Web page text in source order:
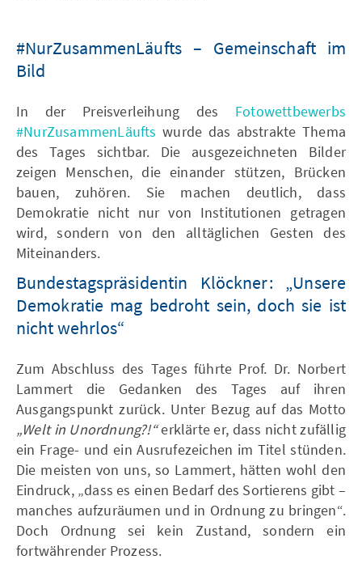
#NurZusammenLäufts – Gemeinschaft im
Bild
In der Preisverleihung des Fotowettbewerbs
#NurZusammenLäufts wurde das abstrakte Thema
des Tages sichtbar. Die ausgezeichneten Bilder
zeigen Menschen, die einander stützen, Brücken
bauen, zuhören. Sie machen deutlich, dass
Demokratie nicht nur von Institutionen getragen
wird, sondern von den alltäglichen Gesten des
Miteinanders.
Bundestagspräsidentin Klöckner: „Unsere
Demokratie mag bedroht sein, doch sie ist
nicht wehrlos“
Zum Abschluss des Tages führte Prof. Dr. Norbert
Lammert die Gedanken des Tages auf ihren
Ausgangspunkt zurück. Unter Bezug auf das Motto
„Welt in Unordnung?!“erklärte er, dass nicht zufällig
ein Frage- und ein Ausrufezeichen im Titel stünden.
Die meisten von uns, so Lammert, hätten wohl den
Eindruck, „dass es einen Bedarf des Sortierens gibt –
manches aufzuräumen und in Ordnung zu bringen“.
Doch Ordnung sei kein Zustand, sondern ein
fortwährender Prozess.